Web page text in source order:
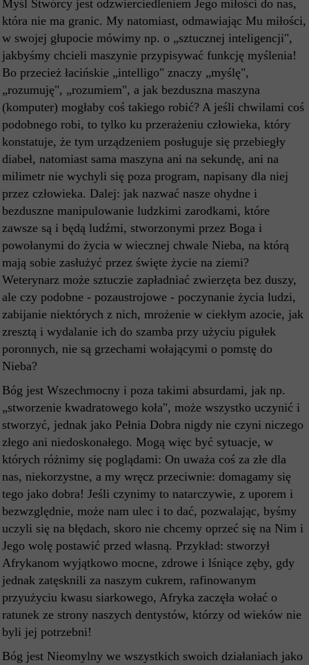
Myśl Stwórcy jest odzwierciedleniem Jego miłości do nas,
która nie ma granic. My natomiast, odmawiając Mu miłości,
w swojej głupocie mówimy np. o „sztucznej inteligencji",
jakbyśmy chcieli maszynie przypisywać funkcję myślenia!
Bo przecież łacińskie „intelligo" znaczy „myślę",
„rozumuję", „rozumiem", a jak bezduszna maszyna
(komputer) mogłaby coś takiego robić? A jeśli chwilami coś
podobnego robi, to tylko ku przerażeniu człowieka, który
konstatuje, że tym urządzeniem posługuje się przebiegły
diabeł, natomiast sama maszyna ani na sekundę, ani na
milimetr nie wychyli się poza program, napisany dla niej
przez człowieka. Dalej: jak nazwać nasze ohydne i
bezduszne manipulowanie ludzkimi zarodkami, które
zawsze są i będą ludźmi, stworzonymi przez Boga i
powołanymi do życia w wiecznej chwale Nieba, na którą
mają sobie zasłużyć przez święte życie na ziemi?
Weterynarz może sztuczie zapładniać zwierzęta bez duszy,
ale czy podobne - pozaustrojowe - poczynanie życia ludzi,
zabijanie niektórych z nich, mrożenie w ciekłym azocie, jak
zresztą i wydalanie ich do szamba przy użyciu pigułek
poronnych, nie są grzechami wołającymi o pomstę do
Nieba?
Bóg jest Wszechmocny i poza takimi absurdami, jak np.
„stworzenie kwadratowego koła", może wszystko uczynić i
stworzyć, jednak jako Pełnia Dobra nigdy nie czyni niczego
złego ani niedoskonałego. Mogą więc być sytuacje, w
których różnimy się poglądami: On uważa coś za złe dla
nas, niekorzystne, a my wręcz przeciwnie: domagamy się
tego jako dobra! Jeśli czynimy to natarczywie, z uporem i
bezwzględnie, może nam ulec i to dać, pozwalając, byśmy
uczyli się na błędach, skoro nie chcemy oprzeć się na Nim i
Jego wolę postawić przed własną. Przykład: stworzył
Afrykanom wyjątkowo mocne, zdrowe i lśniące zęby, gdy
jednak zatęsknili za naszym cukrem, rafinowanym
przyużyciu kwasu siarkowego, Afryka zaczęła wołać o
ratunek ze strony naszych dentystów, którzy od wieków nie
byli jej potrzebni!
Bóg jest Nieomylny we wszystkich swoich działaniach jako